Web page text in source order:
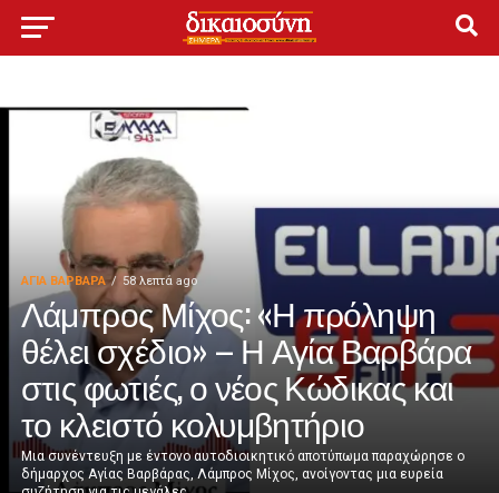
ΑΓΙΑ ΒΑΡΒΑΡΑ 58 λεπτά ago
Λάμπρος Μίχος: «Η πρόληψη
θέλει σχέδιο» – Η Αγία Βαρβάρα
στις φωτιές, ο νέος Κώδικας και
το κλειστό κολυμβητήριο
Μια συνέντευξη με έντονο αυτοδιοικητικό αποτύπωμα παραχώρησε ο
δήμαρχος Αγίας Βαρβάρας, Λάμπρος Μίχος, ανοίγοντας μια ευρεία